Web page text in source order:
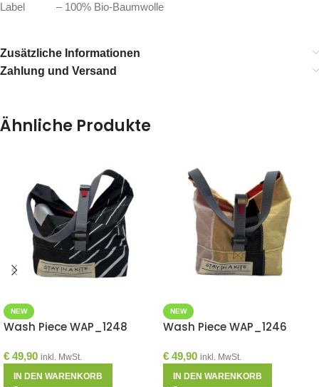
Label – 100% Bio-Baumwolle
Zusätzliche Informationen
Zahlung und Versand
Ähnliche Produkte
NEW
Wash Piece WAP_1248
€ 49,90 inkl. MwSt.
IN DEN WARENKORB
NEW
Wash Piece WAP_1246
€ 49,90 inkl. MwSt.
IN DEN WARENKORB